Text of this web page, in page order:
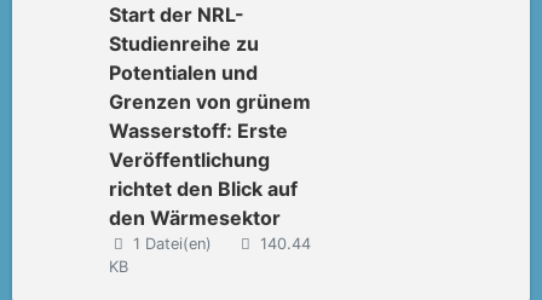
Start der NRL-
Studienreihe zu
Potentialen und
Grenzen von grünem
Wasserstoff: Erste
Veröffentlichung
richtet den Blick auf
den Wärmesektor
1 Datei(en)
140.44
KB